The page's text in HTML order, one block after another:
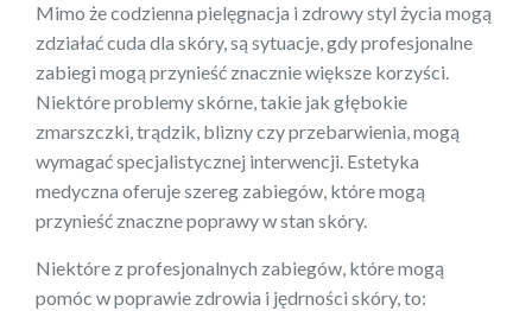
Mimo że codzienna pielęgnacja i zdrowy styl życia mogą
zdziałać cuda dla skóry, są sytuacje, gdy profesjonalne
zabiegi mogą przynieść znacznie większe korzyści.
Niektóre problemy skórne, takie jak głębokie
zmarszczki, trądzik, blizny czy przebarwienia, mogą
wymagać specjalistycznej interwencji. Estetyka
medyczna oferuje szereg zabiegów, które mogą
przynieść znaczne poprawy w stan skóry.
Niektóre z profesjonalnych zabiegów, które mogą
pomóc w poprawie zdrowia i jędrności skóry, to: